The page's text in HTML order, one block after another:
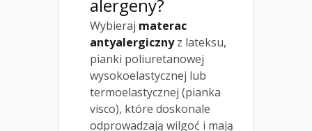
alergeny?
Wybieraj materac
antyalergicznyz lateksu,
pianki poliuretanowej
wysokoelastycznej lub
termoelastycznej (pianka
visco), które doskonale
odprowadzają wilgoć i mają